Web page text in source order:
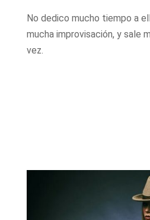
No dedico mucho tiempo a
mucha improvisación, y sale
vez.